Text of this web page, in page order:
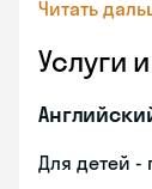
Читать
Услуги
Для детей -